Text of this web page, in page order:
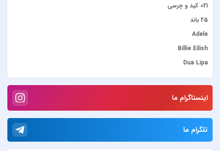
021 کید و چرسی
25 باند
Adele
Billie Eilish
Dua Lipa
JONY
Lana Del Rey
اینستاگرام ما
تلگرام ما